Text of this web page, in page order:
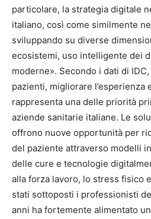
particolare, la strategia digitale
italiano, così come similmente
sviluppando su diverse
ecosistemi, uso intelligente dei
moderne». Secondo i dati di
pazienti, migliorare l’esperienza
rappresenta una delle priorità
aziende sanitarie italiane. Le
offrono nuove opportunità per
del paziente attraverso modelli
delle cure e tecnologie
alla forza lavoro, lo stress fisico
stati sottoposti i professionisti
anni ha fortemente alimentato